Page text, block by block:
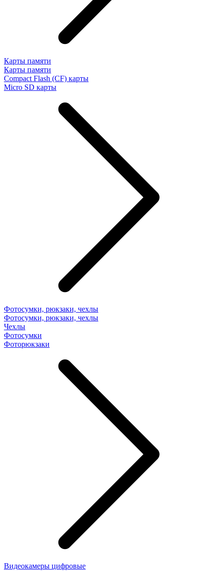
Карты памяти
Карты памяти
Compact Flash (CF) карты
Micro SD карты
Фотосумки, рюкзаки, чехлы
Фотосумки, рюкзаки, чехлы
Чехлы
Фотосумки
Фоторюкзаки
Видеокамеры цифровые